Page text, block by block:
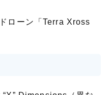
ローン「Terra Xross